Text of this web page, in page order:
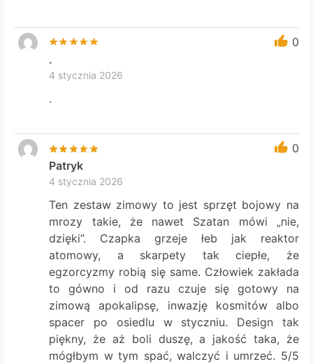
0
.
4 stycznia 2026
.
0
Patryk
4 stycznia 2026
Ten zestaw zimowy to jest sprzęt bojowy na
mrozy takie, że nawet Szatan mówi „nie,
dzięki”. Czapka grzeje łeb jak reaktor
atomowy, a skarpety tak ciepłe, że
egzorcyzmy robią się same. Człowiek zakłada
to gówno i od razu czuje się gotowy na
zimową apokalipsę, inwazję kosmitów albo
spacer po osiedlu w styczniu. Design tak
piękny, że aż boli duszę, a jakość taka, że
mógłbym w tym spać, walczyć i umrzeć. 5/5